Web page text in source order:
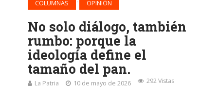
COLUMNAS OPINIÓN
No solo diálogo, también
rumbo: porque la
ideología define el
tamaño del pan.
La Patria 10 de mayo de 2026 292 Vistas